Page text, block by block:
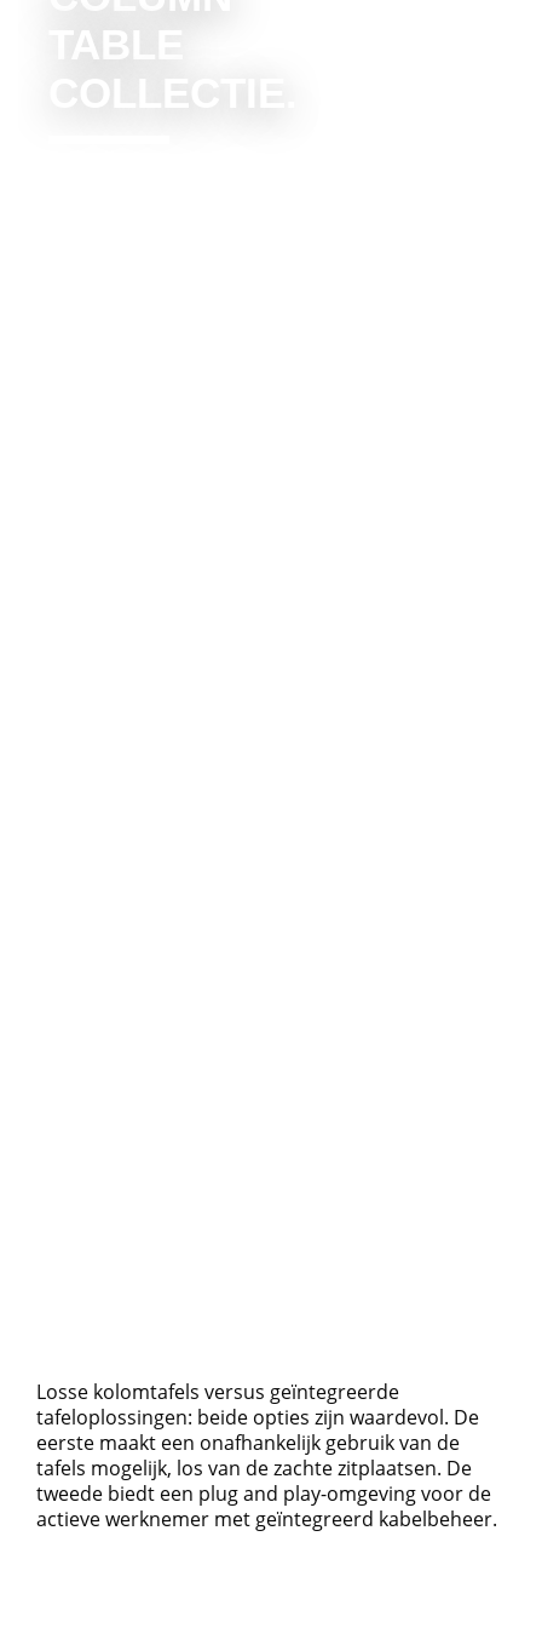
TABLE
COLLECTIE.
Losse kolomtafels versus geïntegreerde
tafeloplossingen: beide opties zijn waardevol. De
eerste maakt een onafhankelijk gebruik van de
tafels mogelijk, los van de zachte zitplaatsen. De
tweede biedt een plug and play-omgeving voor de
actieve werknemer met geïntegreerd kabelbeheer.